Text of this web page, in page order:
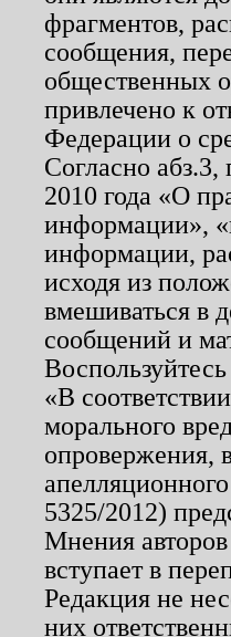
фрагментов,
сообщения,
общественных
привлечено к
Федерации о
Согласно
2010 года «О
информации»,
информации,
исходя из
вмешиваться в
сообщений и
«В
морального
опровержения,
5325/2012)
Мнения
вступает в
Редакция не
них